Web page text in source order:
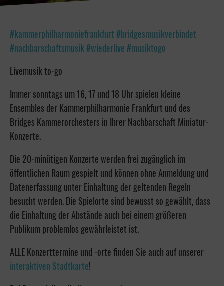
#kammerphilharmoniefrankfurt #bridgesmusikverbindet
#nachbarschaftsmusik #wiederlive #musiktogo
Livemusik to-go
Immer sonntags um 16, 17 und 18 Uhr spielen kleine
Ensembles der Kammerphilharmonie Frankfurt und des
Bridges Kammerorchesters in Ihrer Nachbarschaft Miniatur-
Konzerte.
Die 20-minütigen Konzerte werden frei zugänglich im
öffentlichen Raum gespielt und können ohne Anmeldung und
Datenerfassung unter Einhaltung der geltenden Regeln
besucht werden. Die Spielorte sind bewusst so gewählt, dass
die Einhaltung der Abstände auch bei einem größeren
Publikum problemlos gewährleistet ist.
ALLE Konzerttermine und -orte finden Sie auch auf unserer
interaktiven Stadtkarte!